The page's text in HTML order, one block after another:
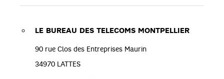
LE BUREAU DES TELECOMS MONTPELLIER
90 rue Clos des Entreprises Maurin
34970 LATTES